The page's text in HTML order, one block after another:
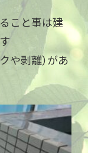
こと事は建
や剥離）があ